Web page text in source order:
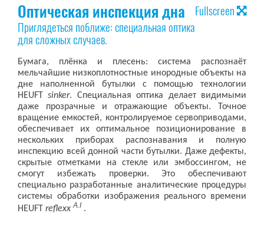
Fullscreen
Оптическая инспекция дна
Приглядеться поближе: специальная оптика
для сложных случаев.
Бумага, плёнка и плесень: система распознаёт
мельчайшие низкоплотностные инородные объекты на
дне наполненной бутылки с помощью технологии
HEUFT
sinker. Специальная оптика делает видимыми
даже прозрачные и отражающие объекты. Точное
вращение емкостей, контролируемое сервоприводами,
обеспечивает их оптимальное позиционирование в
нескольких приборах распознавания и полную
инспекцию всей донной части бутылки. Даже дефекты,
скрытые отметками на стекле или эмбоссингом, не
смогут избежать проверки. Это обеспечивают
специально разработанные аналитические процедуры
системы обработки изображения реального времени
HEUFT reflexxA.I .